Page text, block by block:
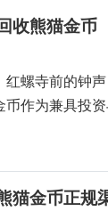
收熊猫金币
螺寺前的钟
作为兼具投
猫金币正规